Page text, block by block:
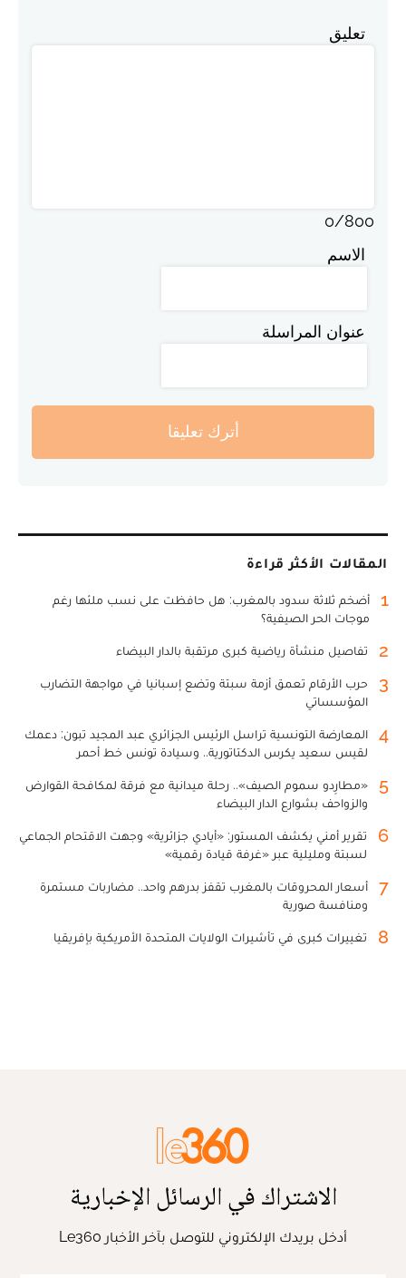
تعليق
0/800
الاسم
عنوان المراسلة
أترك تعليقا
المقالات الأكثر قراءة
1
أضخم ثلاثة سدود بالمغرب: هل حافظت على نسب ملئها رغم
موجات الحر الصيفية؟
2 تفاصيل منشأة رياضية كبرى مرتقبة بالدار البيضاء
3
حرب الأرقام تعمق أزمة سبتة وتضع إسبانيا في مواجهة التضارب
المؤسساتي
4
المعارضة التونسية تراسل الرئيس الجزائري عبد المجيد تبون: دعمك
لقيس سعيد يكرس الدكتاتورية.. وسيادة تونس خط أحمر
5
«مطارِدو سموم الصيف».. رحلة ميدانية مع فرقة لمكافحة القوارض
والزواحف بشوارع الدار البيضاء
6
تقرير أمني يكشف المستور: «أيادي جزائرية» وجهت الاقتحام الجماعي
لسبتة ومليلية عبر «غرفة قيادة رقمية»
7
أسعار المحروقات بالمغرب تقفز بدرهم واحد.. مضاربات مستمرة
ومنافسة صورية
8 تغييرات كبرى في تأشيرات الولايات المتحدة الأمريكية بإفريقيا
الاشتراك في الرسائل الإخبارية
أدخل بريدك الإلكتروني للتوصل بآخر الأخبار Le360